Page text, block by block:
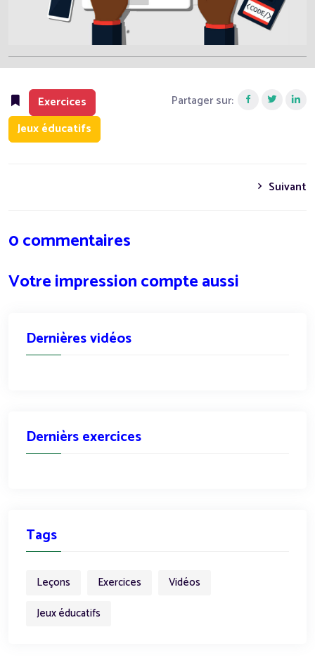
Exercices
Jeux éducatifs
Partager sur:
Suivant
0 commentaires
Votre impression compte aussi
Dernières vidéos
Dernièrs exercices
Tags
Leçons Exercices
Vidéos
Jeux éducatifs